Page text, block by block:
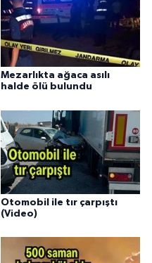
Mezarlıkta ağaca asılı
halde ölü bulundu
Otomobil ile tır çarpıştı
(Video)